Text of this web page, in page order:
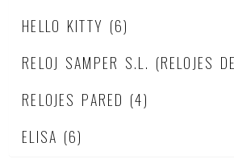
HELLO KITTY (6)
RELOJ SAMPER S.L. (RELOJES
RELOJES PARED (4)
ELISA (6)